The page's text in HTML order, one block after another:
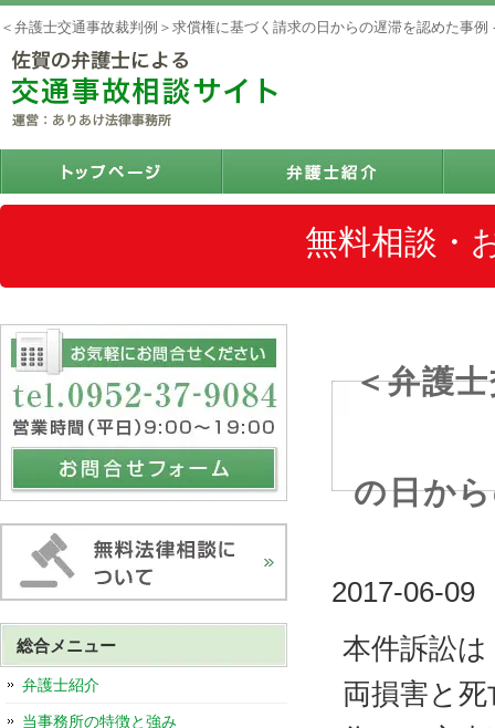
＜弁護士交通事故裁判例＞求償権に基づく請求の日からの遅滞を認めた事
無料相談・
＜弁護
の日か
2017-06-09
本件訴訟
両損害と
総合メニュー
弁護士紹介
当事務所の特徴と強み